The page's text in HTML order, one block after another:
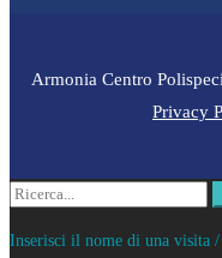
Armonia Centro
Privacy
Cercare:
Inserisci il nome di una visita